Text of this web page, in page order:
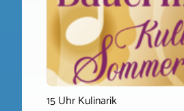
15 Uhr Kulinarik